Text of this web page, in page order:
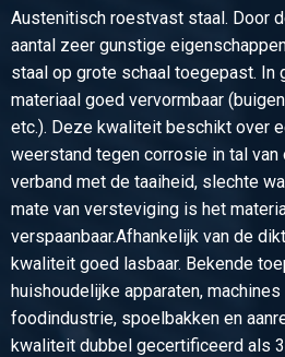
Selecteer
Austenitisch roestvast staal. Door
aantal zeer gunstige
staal op grote schaal toegepast.
materiaal goed vervormbaar
etc.). Deze kwaliteit beschikt over
weerstand tegen corrosie in tal
verband met de taaiheid, slechte
mate van versteviging is het
verspaanbaar.Afhankelijk van de
kwaliteit goed lasbaar. Bekende
huishoudelijke apparaten,
foodindustrie, spoelbakken en
kwaliteit dubbel gecertificeerd als